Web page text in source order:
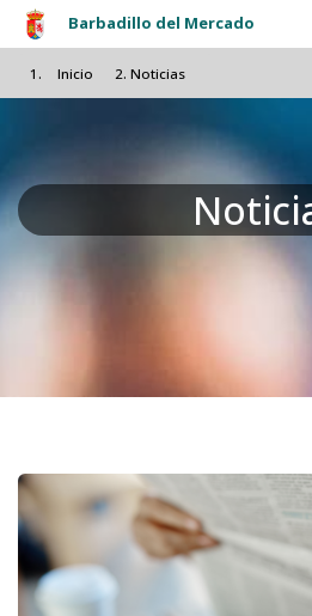
Pasar al
Barbadillo del Mercado
Inicio Noticias